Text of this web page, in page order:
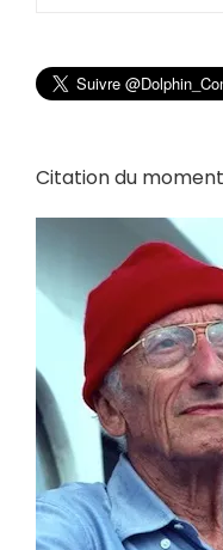
Citation du moment